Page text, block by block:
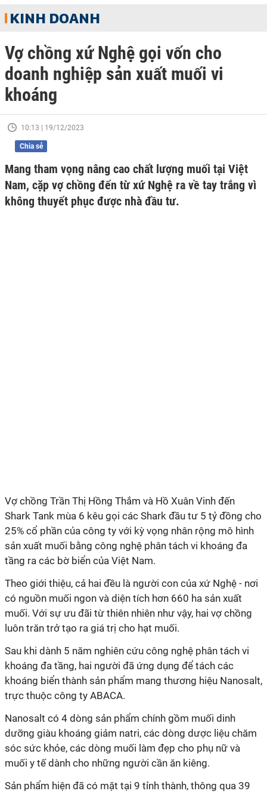
KINH DOANH
Vợ chồng xứ Nghệ gọi vốn cho
doanh nghiệp sản xuất muối vi
khoáng
10:13 | 19/12/2023
Chia sẻ
Mang tham vọng nâng cao chất lượng muối tại Việt
Nam, cặp vợ chồng đến từ xứ Nghệ ra về tay trắng vì
không thuyết phục được nhà đầu tư.
Vợ chồng Trần Thị Hồng Thắm và Hồ Xuân Vinh đến
Shark Tank mùa 6 kêu gọi các Shark đầu tư 5 tỷ đồng cho
25% cổ phần của công ty với kỳ vọng nhân rộng mô hình
sản xuất muối bằng công nghệ phân tách vi khoáng đa
tầng ra các bờ biển của Việt Nam.
Theo giới thiệu, cả hai đều là người con của xứ Nghệ - nơi
có nguồn muối ngon và diện tích hơn 660 ha sản xuất
muối. Với sự ưu đãi từ thiên nhiên như vậy, hai vợ chồng
luôn trăn trở tạo ra giá trị cho hạt muối.
Sau khi dành 5 năm nghiên cứu công nghệ phân tách vi
khoáng đa tầng, hai người đã ứng dụng để tách các
khoáng biển thành sản phẩm mang thương hiệu Nanosalt,
trực thuộc công ty ABACA.
Nanosalt có 4 dòng sản phẩm chính gồm muối dinh
dưỡng giàu khoáng giảm natri, các dòng dược liệu chăm
sóc sức khỏe, các dòng muối làm đẹp cho phụ nữ và
muối y tế dành cho những người cần ăn kiêng.
Sản phẩm hiện đã có mặt tại 9 tỉnh thành, thông qua 39